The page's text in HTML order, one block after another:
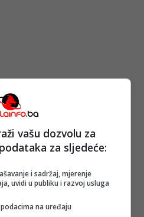
vašu dozvolu za
za sljedeće:
i sadržaj, mjerenje
uvidi u publiku i razvoj usluga
na uređaju